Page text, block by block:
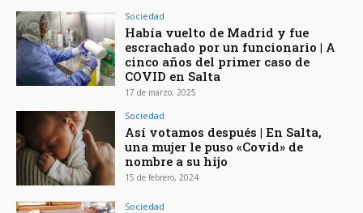
Sociedad
Había vuelto de Madrid y fue
escrachado por un funcionario | A
cinco años del primer caso de
COVID en Salta
17 de marzo, 2025
Sociedad
Así votamos después | En Salta,
una mujer le puso «Covid» de
nombre a su hijo
15 de febrero, 2024
Sociedad